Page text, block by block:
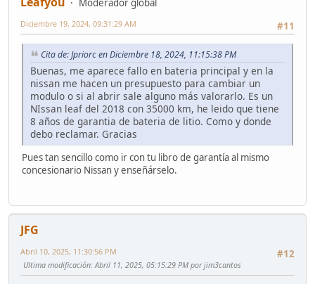
Moderador global
#11
Diciembre 19, 2024, 09:31:29 AM
Cita de: Jpriorc en Diciembre 18, 2024, 11:15:38 PM
Buenas, me aparece fallo en bateria principal y en la
nissan me hacen un presupuesto para cambiar un
modulo o si al abrir sale alguno más valorarlo. Es un
NIssan leaf del 2018 con 35000 km, he leido que tiene
8 años de garantia de bateria de litio. Como y donde
debo reclamar. Gracias
Pues tan sencillo como ir con tu libro de garantía al mismo
concesionario Nissan y enseñárselo.
JFG
#12
Abril 10, 2025, 11:30:56 PM
Ultima modificación: Abril 11, 2025, 05:15:29 PM por jim3cantos